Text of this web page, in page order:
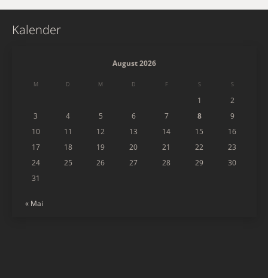
Kalender
August 2026
M D M D F S S
1
2
3
4 5 6 7 8
9
10
11 12 13 14 15
16
17
18 19 20 21 22
23
24
25 26 27 28 29
30
31
« Mai